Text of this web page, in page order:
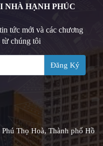
NHÀ HẠNH PHÚC
tức mới và các chương
chúng tôi
Đăng Ký
Thọ Hoà, Thành phố Hồ